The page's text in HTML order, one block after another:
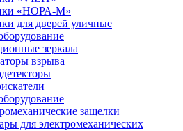
«НОРА-М»
для дверей уличные
зеркала
взрыва
защелки
для электромеханических